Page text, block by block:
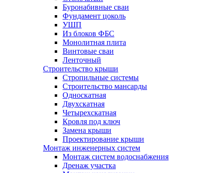
Буронабивные сваи
Фундамент цоколь
УШП
Из блоков ФБС
Монолитная плита
Винтовые сваи
Ленточный
Строительство крыши
Стропильные системы
Строительство мансарды
Односкатная
Двухскатная
Четырехскатная
Кровля под ключ
Замена крыши
Проектирование крыши
Монтаж инженерных систем
Монтаж систем водоснабжения
Дренаж участка